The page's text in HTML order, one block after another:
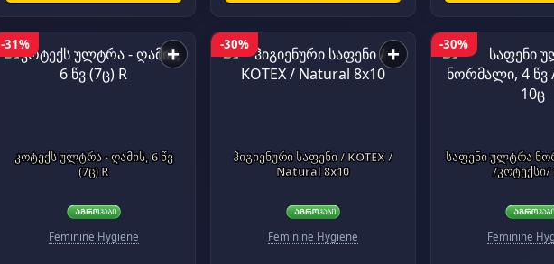
-31% +
კოტექს ულტრა - ღამის, 6 წვ
(7ც) R
Feminine Hygiene
-30% +
ჰიგიენური საფენი / KOTEX /
Natural 8x10
Feminine Hygiene
-30%
საფენი ულტრა
/კოტექსი/
Feminine